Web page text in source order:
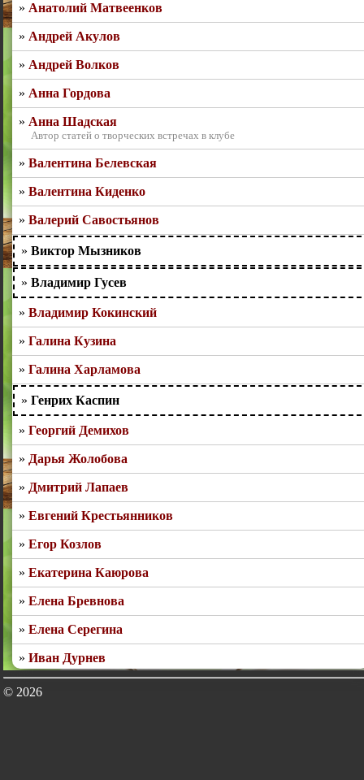
Анатолий Матвеенков
Андрей Акулов
Андрей Волков
Анна Гордова
Анна Шадская
Автор статей о творческих встречах в клубе
Валентина Белевская
Валентина Киденко
Валерий Савостьянов
Виктор Мызников
Владимир Гусев
Владимир Кокинский
Галина Кузина
Галина Харламова
Генрих Каспин
Георгий Демихов
Дарья Жолобова
Дмитрий Лапаев
Евгений Крестьянников
Егор Козлов
Екатерина Каюрова
Елена Бревнова
Елена Серегина
Иван Дурнев
Игорь Крюков
© 2026